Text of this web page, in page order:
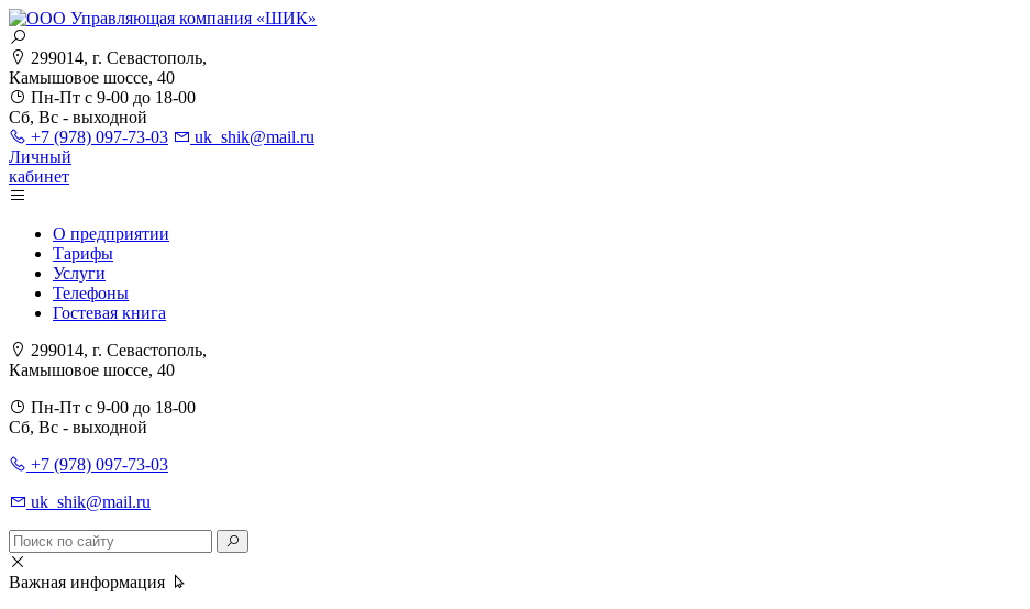
299014, г. Севастополь,
Камышовое шоссе, 40
Пн-Пт с 9-00 до 18-00
Сб, Вс - выходной
+7 (978) 097-73-03
uk_shik@mail.ru
Личный
кабинет
О предприятии
Тарифы
Услуги
Телефоны
Гостевая книга
299014, г. Севастополь,
Камышовое шоссе, 40
Пн-Пт с 9-00 до 18-00
Сб, Вс - выходной
+7 (978) 097-73-03
uk_shik@mail.ru
Важная информация